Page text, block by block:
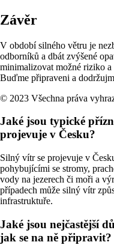
Závěr
V období silného větru je
odborníků a dbát zvýšené
minimalizovat možné riziko
Buďme připraveni a
© 2023 Všechna práva
Jaké jsou typické
projevuje v Česku?
Silný vítr se projevuje v
pohybujícími se stromy,
vody na jezerech či moři a
případech může silný vítr
infrastruktuře.
Jaké jsou nejčastější
jak se na ně připravit?